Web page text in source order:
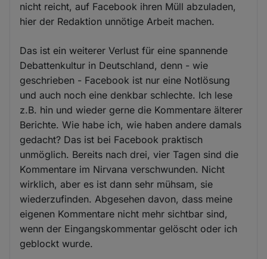
nicht reicht, auf Facebook ihren Müll abzuladen,
hier der Redaktion unnötige Arbeit machen.
Das ist ein weiterer Verlust für eine spannende
Debattenkultur in Deutschland, denn - wie
geschrieben - Facebook ist nur eine Notlösung
und auch noch eine denkbar schlechte. Ich lese
z.B. hin und wieder gerne die Kommentare älterer
Berichte. Wie habe ich, wie haben andere damals
gedacht? Das ist bei Facebook praktisch
unmöglich. Bereits nach drei, vier Tagen sind die
Kommentare im Nirvana verschwunden. Nicht
wirklich, aber es ist dann sehr mühsam, sie
wiederzufinden. Abgesehen davon, dass meine
eigenen Kommentare nicht mehr sichtbar sind,
wenn der Eingangskommentar gelöscht oder ich
geblockt wurde.